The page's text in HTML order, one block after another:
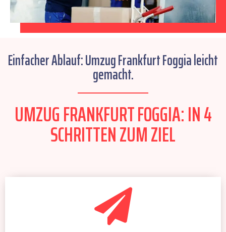
Einfacher Ablauf: Umzug Frankfurt Foggia leicht
gemacht.
UMZUG FRANKFURT FOGGIA: IN 4
SCHRITTEN ZUM ZIEL